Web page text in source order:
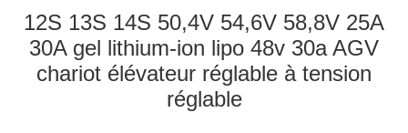
NOUS
VISITE
12S 13S 14S 50,4V 54,6V 58,8V 25A
30A gel lithium-ion lipo 48v 30a AGV
chariot élévateur réglable à tension
réglable